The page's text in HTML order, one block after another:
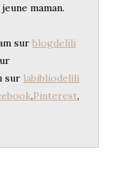
maman.
sur blogdelili
sur labibliodelili
,Pinterest,